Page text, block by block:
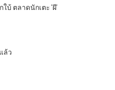
ใบ้ ตลาดนักเตะ 'ผี'
ล้ว